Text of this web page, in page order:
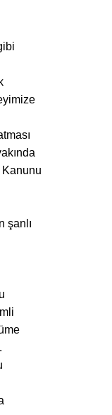
Kanunu
şanlı